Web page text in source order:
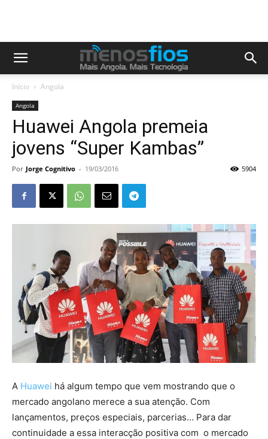
Início Angola
Angola
Huawei Angola premeia
jovens “Super Kambas”
Por Jorge Cognitivo - 19/03/2016 5904
A Huawei há algum tempo que vem mostrando que o
mercado angolano merece a sua atenção. Com
lançamentos, preços especiais, parcerias… Para dar
continuidade a essa interacção positiva com o mercado